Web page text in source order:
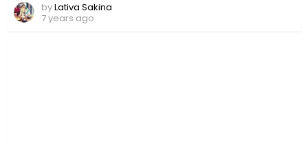
byLativa Sakina
7 years ago